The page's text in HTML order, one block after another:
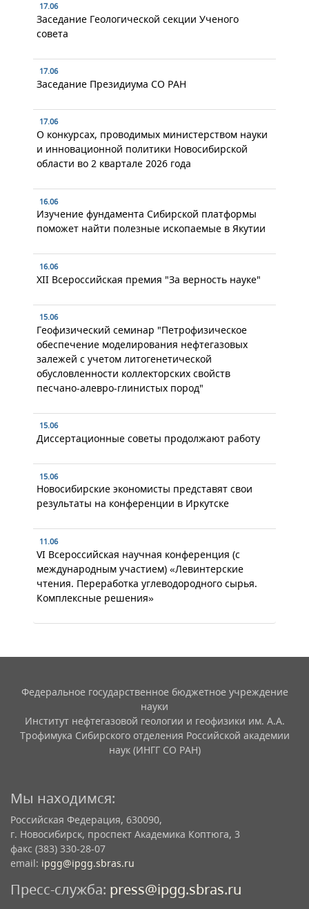
17.06
Заседание Геологической секции Ученого
совета
17.06
Заседание Президиума СО РАН
17.06
О конкурсах, проводимых министерством науки
и инновационной политики Новосибирской
области во 2 квартале 2026 года
16.06
Изучение фундамента Сибирской платформы
поможет найти полезные ископаемые в Якутии
16.06
XII Всероссийская премия "За верность науке"
15.06
Геофизический семинар "Петрофизическое
обеспечение моделирования нефтегазовых
залежей с учетом литогенетической
обусловленности коллекторских свойств
песчано-алевро-глинистых пород"
15.06
Диссертационные советы продолжают работу
15.06
Новосибирские экономисты представят свои
результаты на конференции в Иркутске
11.06
VI Всероссийская научная конференция (с
международным участием) «Левинтерские
чтения. Переработка углеводородного сырья.
Комплексные решения»
Федеральное государственное бюджетное учреждение
науки
Институт нефтегазовой геологии и геофизики им. А.А.
Трофимука Сибирского отделения Российской академии
наук (ИНГГ СО РАН)
Мы находимся:
Российская Федерация, 630090,
г. Новосибирск, проспект Академика Коптюга, 3
факс (383) 330-28-07
email: ipgg@ipgg.sbras.ru
Пресс-служба: press@ipgg.sbras.ru